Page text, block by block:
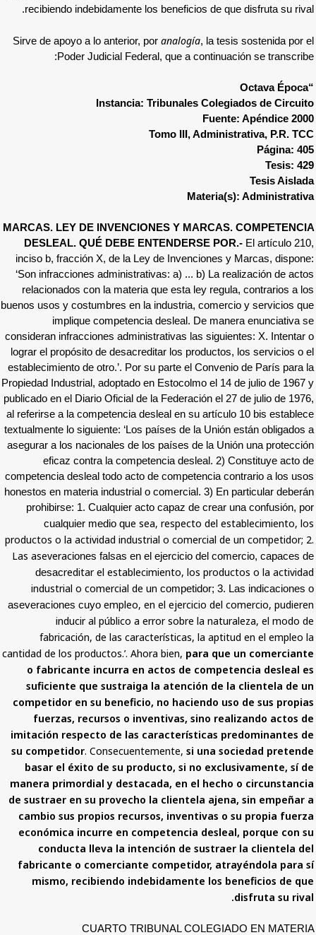
recibiendo indebidamente los beneficios
Sirve de apoyo a lo anterior, poranalogía,
Poder Judicial Federal, que a
Instancia: Tribunales
Tomo III,
MARCAS. LEY DE INVENCIONES Y
DESLEAL. QUÉ DEBE ENTENDERSE
inciso b, fracción X, de la Ley de
‘Son infracciones administrativas: a) ... b)
relacionados con la materia que esta ley
buenos usos y costumbres en la industria,
implique competencia desleal. De
consideran infracciones administrativas las
lograr el propósito de desacreditar los
establecimiento de otro.’. Por su parte el
Propiedad Industrial, adoptado en Estocolmo
publicado en el Diario Oficial de la
al referirse a la competencia desleal en su
textualmente lo siguiente: ‘Los países de la
asegurar a los nacionales de los países de
eficaz contra la competencia
competencia desleal todo acto de
honestos en materia industrial o comercial.
prohibirse: 1. Cualquier acto capaz de
cualquier medio que sea, respecto
productos o la actividad industrial o
Las aseveraciones falsas en el ejercicio
desacreditar el establecimiento, los
industrial o comercial de un
aseveraciones cuyo empleo, en el ejercicio
inducir al público a error sobre la
fabricación, de las características, la
cantidad de los productos.’. Ahora bien,para
o fabricante incurra en actos de
suficiente que sustraiga la atención
competidor en su beneficio, no
fuerzas, recursos o inventivas,
imitación respecto de las
su competidor. Consecuentemente,si
basar el éxito de su producto, si no
manera primordial y destacada, en el
de sustraer en su provecho la clientela
cambio sus propios recursos,
económica incurre en competencia
conducta lleva la intención de
fabricante o comerciante
mismo, recibiendo indebidamente
CUARTO TRIBUNAL